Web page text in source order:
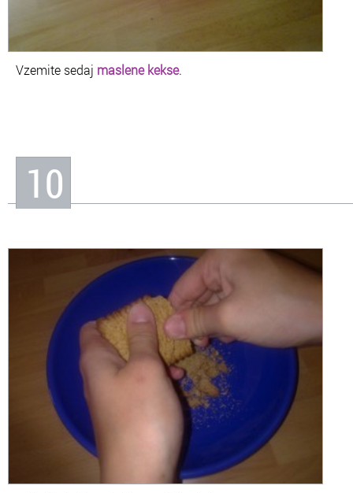
Vzemite sedaj maslene kekse.
10